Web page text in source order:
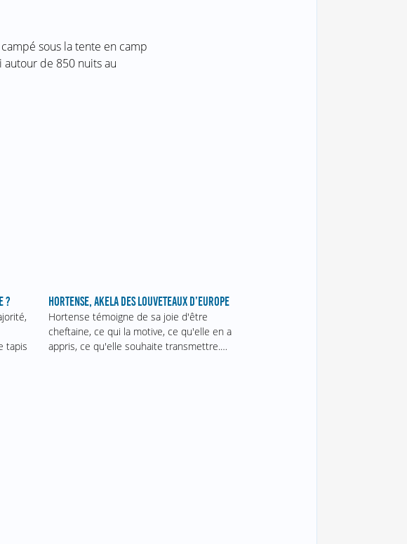
sous la tente en camp
de 850 nuits au
?
tapis
HORTENSE, AKELA DES LOUVETEAUX D’EUROPE
Hortense témoigne de sa joie d'être
cheftaine, ce qui la motive, ce qu'elle en a
appris, ce qu'elle souhaite transmettre.…